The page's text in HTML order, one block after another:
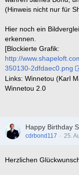
(Hinweis nicht nur für
Hier noch ein
erkennen.
[Blockierte Grafik:
http://
350130-2dfdaec0.png
Links: Winnetou (Karl
Winnetou 2.0
Happy Birthday
cdrbond117 25.
Herzlichen